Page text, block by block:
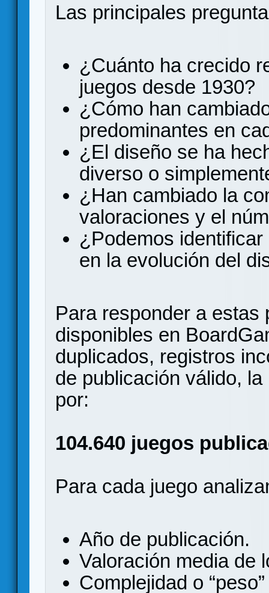
Las principales
¿Cuánto ha crecido
juegos desde 1930?
¿Cómo han
predominantes en
¿El diseño se ha
diverso o
¿Han cambiado la
valoraciones y el
¿Podemos
en la evolución del
Para responder a estas
disponibles en
duplicados, registros
de publicación válido,
por:
104.640 juegos
Para cada juego
Año de publicación.
Valoración media de
Complejidad o